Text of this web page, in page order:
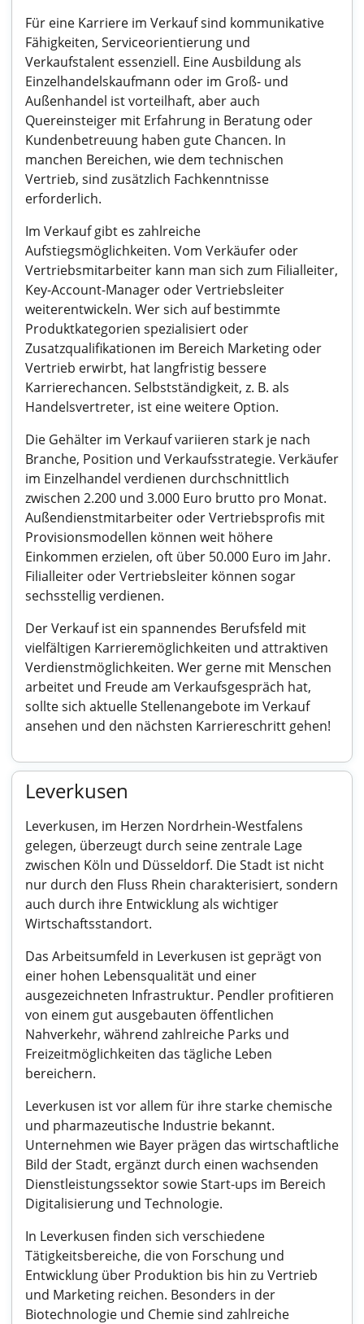
Für eine Karriere im Verkauf sind kommunikative
Fähigkeiten, Serviceorientierung und
Verkaufstalent essenziell. Eine Ausbildung als
Einzelhandelskaufmann oder im Groß- und
Außenhandel ist vorteilhaft, aber auch
Quereinsteiger mit Erfahrung in Beratung oder
Kundenbetreuung haben gute Chancen. In
manchen Bereichen, wie dem technischen
Vertrieb, sind zusätzlich Fachkenntnisse
erforderlich.
Im Verkauf gibt es zahlreiche
Aufstiegsmöglichkeiten. Vom Verkäufer oder
Vertriebsmitarbeiter kann man sich zum Filialleiter,
Key-Account-Manager oder Vertriebsleiter
weiterentwickeln. Wer sich auf bestimmte
Produktkategorien spezialisiert oder
Zusatzqualifikationen im Bereich Marketing oder
Vertrieb erwirbt, hat langfristig bessere
Karrierechancen. Selbstständigkeit, z. B. als
Handelsvertreter, ist eine weitere Option.
Die Gehälter im Verkauf variieren stark je nach
Branche, Position und Verkaufsstrategie. Verkäufer
im Einzelhandel verdienen durchschnittlich
zwischen 2.200 und 3.000 Euro brutto pro Monat.
Außendienstmitarbeiter oder Vertriebsprofis mit
Provisionsmodellen können weit höhere
Einkommen erzielen, oft über 50.000 Euro im Jahr.
Filialleiter oder Vertriebsleiter können sogar
sechsstellig verdienen.
Der Verkauf ist ein spannendes Berufsfeld mit
vielfältigen Karrieremöglichkeiten und attraktiven
Verdienstmöglichkeiten. Wer gerne mit Menschen
arbeitet und Freude am Verkaufsgespräch hat,
sollte sich aktuelle Stellenangebote im Verkauf
ansehen und den nächsten Karriereschritt gehen!
Leverkusen
Leverkusen, im Herzen Nordrhein-Westfalens
gelegen, überzeugt durch seine zentrale Lage
zwischen Köln und Düsseldorf. Die Stadt ist nicht
nur durch den Fluss Rhein charakterisiert, sondern
auch durch ihre Entwicklung als wichtiger
Wirtschaftsstandort.
Das Arbeitsumfeld in Leverkusen ist geprägt von
einer hohen Lebensqualität und einer
ausgezeichneten Infrastruktur. Pendler profitieren
von einem gut ausgebauten öffentlichen
Nahverkehr, während zahlreiche Parks und
Freizeitmöglichkeiten das tägliche Leben
bereichern.
Leverkusen ist vor allem für ihre starke chemische
und pharmazeutische Industrie bekannt.
Unternehmen wie Bayer prägen das wirtschaftliche
Bild der Stadt, ergänzt durch einen wachsenden
Dienstleistungssektor sowie Start-ups im Bereich
Digitalisierung und Technologie.
In Leverkusen finden sich verschiedene
Tätigkeitsbereiche, die von Forschung und
Entwicklung über Produktion bis hin zu Vertrieb
und Marketing reichen. Besonders in der
Biotechnologie und Chemie sind zahlreiche